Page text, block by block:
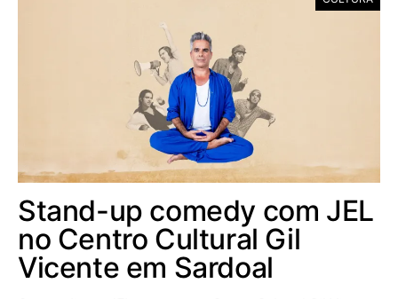
Stand-up comedy com JEL
no Centro Cultural Gil
Vicente em Sardoal